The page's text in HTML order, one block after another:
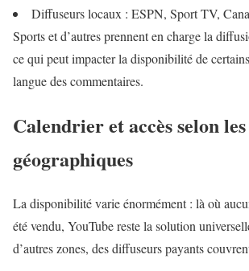
Diffuseurs locaux : ESPN, Sport TV,
Sports et d’autres prennent en charge la
ce qui peut impacter la disponibilité de
langue des commentaires.
Calendrier et accès selon
géographiques
La disponibilité varie énormément : là où
été vendu, YouTube reste la solution
d’autres zones, des diffuseurs payants